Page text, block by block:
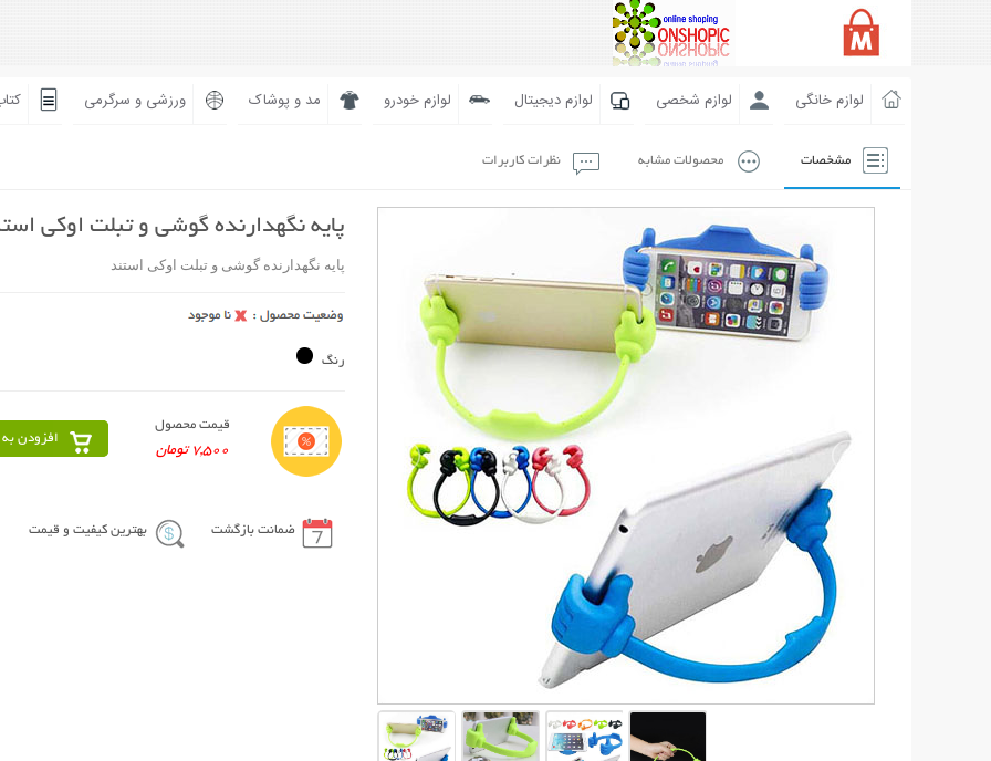
لوازم خانگی لوازم شخصی لوازم دیجیتال لوازم خودرو مد و پوشاک ورزشی و سرگرمی
مشخصات محصولات مشابه نظرات کاربرات
پایه نگهدارنده گوشی و تبلت اوکی
پایه نگهدارنده گوشی و تبلت اوکی استند
رنگ
قیمت محصول
7,500 تومان
افزودن
ضمانت بازگشت بهترین کیفیت و قیمت